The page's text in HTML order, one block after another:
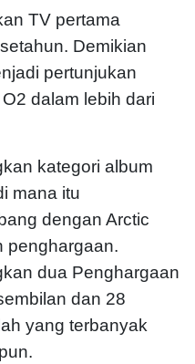
TV pertama
Demikian
pertunjukan
dalam lebih dari
kategori album
mana itu
dengan Arctic
penghargaan.
dua Penghargaan
dan 28
yang terbanyak